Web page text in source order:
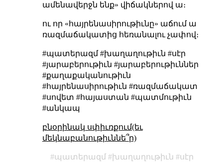
ամենավերջն ենք» վիճակներով ա։
ու որ «հայրենասիրութիւնը» աճում ա
ռազմաճակատից հեռանալու չափով։
#պատերազմ #խաղաղութիւն #սէր
#յարաբերութիւն #յարաբերութիւններ
#քաղաքականութիւն
#հայրենասիրութիւն #ռազմաճակատ
#սովետ #հայաստան #պատմութիւն
#անկապ
բնօրինակ սփիւռքում(եւ
մեկնաբանութիւննե՞ր)
պատերազմ խաղաղութիւն
սէր